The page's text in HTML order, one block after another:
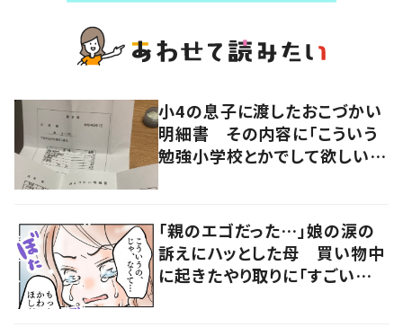
小4の息子に渡したおこづかい
明細書 その内容に「こういう
勉強小学校とかでして欲しい」
「親のエゴだった…」娘の涙の
訴えにハッとした母 買い物中
に起きたやり取りに「すごい分